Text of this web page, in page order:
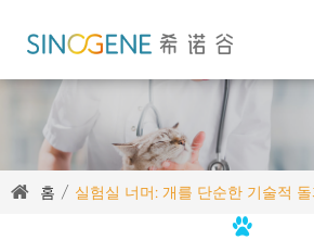
홈 실험실 너머: 개를 단순한 기술적